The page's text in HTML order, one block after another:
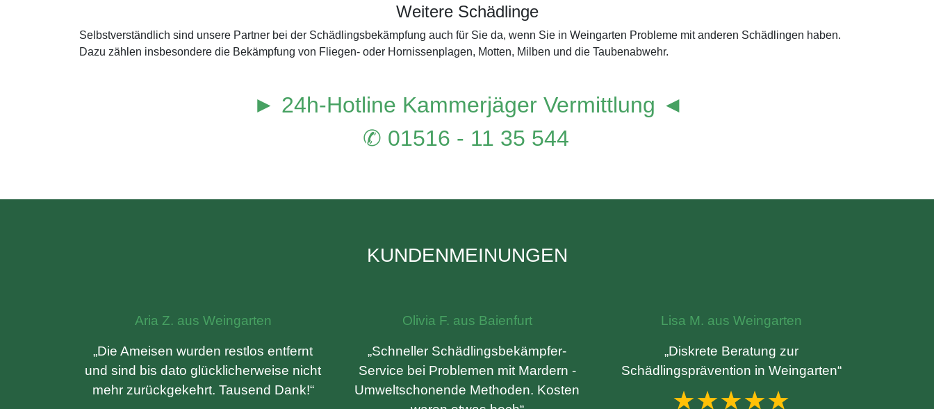
Weitere Schädlinge
Selbstverständlich sind unsere Partner bei der Schädlingsbekämpfung auch für Sie da, wenn Sie in Weingarten Probleme mit anderen Schädlingen haben.
Dazu zählen insbesondere die Bekämpfung von Fliegen- oder Hornissenplagen, Motten, Milben und die Taubenabwehr.
► 24h-Hotline Kammerjäger Vermittlung ◄
✆ 01516 - 11 35 544
KUNDENMEINUNGEN
Aria Z. aus Weingarten
„Die Ameisen wurden restlos entfernt
und sind bis dato glücklicherweise nicht
mehr zurückgekehrt. Tausend Dank!“
Olivia F. aus Baienfurt
„Schneller Schädlingsbekämpfer-
Service bei Problemen mit Mardern -
Umweltschonende Methoden. Kosten
Lisa M. aus Weingarten
„Diskrete Beratung zur
Schädlingsprävention in Weingarten“
★★★★★